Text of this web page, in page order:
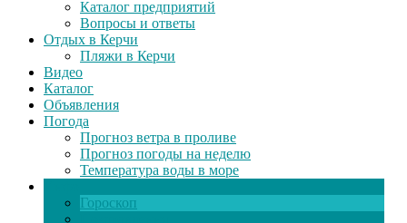
Каталог предприятий
Вопросы и ответы
Отдых в Керчи
Пляжи в Керчи
Видео
Каталог
Объявления
Погода
Прогноз ветра в проливе
Прогноз погоды на неделю
Температура воды в море
Гороскоп